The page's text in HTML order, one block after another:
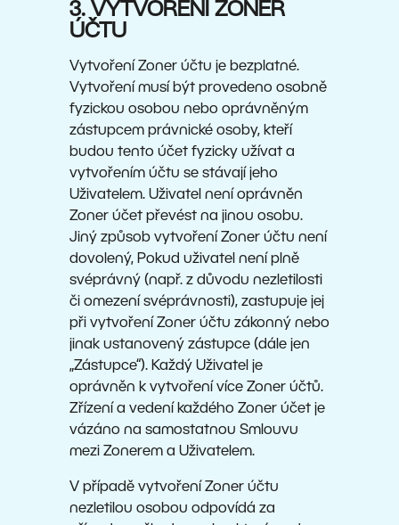
3. VYTVOŘENÍ ZONER
ÚČTU
Vytvoření Zoner účtu je bezplatné.
Vytvoření musí být provedeno osobně
fyzickou osobou nebo oprávněným
zástupcem právnické osoby, kteří
budou tento účet fyzicky užívat a
vytvořením účtu se stávají jeho
Uživatelem. Uživatel není oprávněn
Zoner účet převést na jinou osobu.
Jiný způsob vytvoření Zoner účtu není
dovolený, Pokud uživatel není plně
svéprávný (např. z důvodu nezletilosti
či omezení svéprávnosti), zastupuje jej
při vytvoření Zoner účtu zákonný nebo
jinak ustanovený zástupce (dále jen
„Zástupce“). Každý Uživatel je
oprávněn k vytvoření více Zoner účtů.
Zřízení a vedení každého Zoner účet je
vázáno na samostatnou Smlouvu
mezi Zonerem a Uživatelem.
V případě vytvoření Zoner účtu
nezletilou osobou odpovídá za